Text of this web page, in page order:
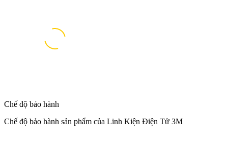
Chế độ bảo hành
Chế độ bảo hành sản phẩm của Linh Kiện Điện Tử 3M